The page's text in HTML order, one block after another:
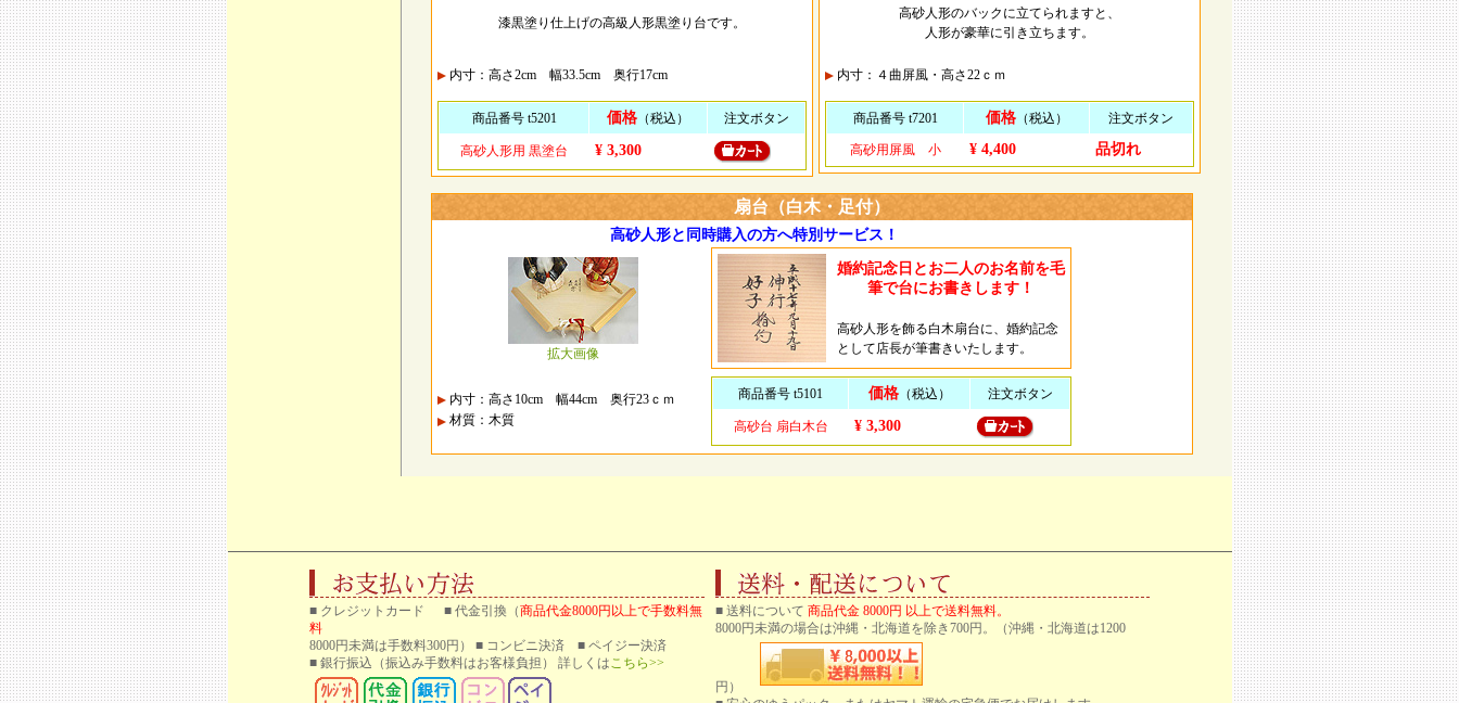
漆黒塗り仕上げの高級人形黒塗り台です。
内寸：高さ2cm 幅33.5cm 奥行17cm
商品番号 t5201 価格 （税込） 注文ボタン
高砂人形用 黒塗台 ¥ 3,300
高砂人形のバックに立てられますと、
人形が豪華に引き立ちます。
内寸：４曲屏風・高さ22ｃｍ
商品番号 t7201 価格（税込） 注文ボタン
高砂用屏風 小 ¥ 4,400 品切れ
扇台（白木・足付）
高砂人形と同時購入の方へ特別サービス！
拡大画像
婚約記念日とお二人のお名前を毛
筆で台にお書きします！
高砂人形を飾る白木扇台に、婚約記念
として店長が筆書きいたします。
内寸：高さ10cm 幅44cm 奥行23ｃｍ
材質：木質
商品番号 t5101 価格（税込） 注文ボタン
高砂台 扇白木台 ¥ 3,300
■ クレジットカード ■ 代金引換（商品代金8000円以上で手数料無
料
8000円未満は手数料300円） ■ コンビニ決済 ■ ペイジー決済
■ 銀行振込 （振込み手数料はお客様負担） 詳しくはこちら>>
■ 送料について 商品代金 8000円 以上で送料無料。
8000円未満の場合は沖縄・北海道を除き700円。（沖縄・北海道は1200
円）